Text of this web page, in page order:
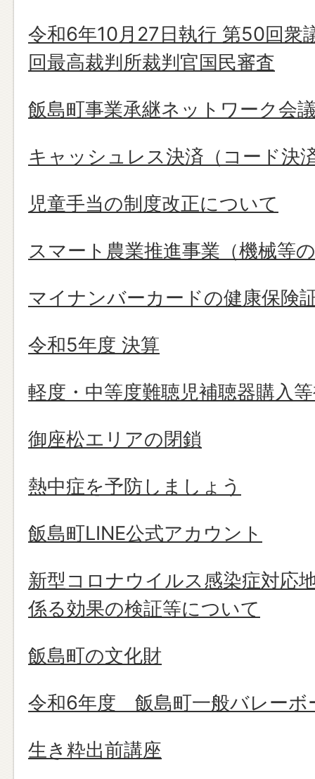
令和6年10月27日執行 第50回衆
回最高裁判所裁判官国民審査
飯島町事業承継ネットワーク会
キャッシュレス決済（コード決
児童手当の制度改正について
スマート農業推進事業（機械等
マイナンバーカードの健康保険
令和5年度 決算
軽度・中等度難聴児補聴器購入
御座松エリアの閉鎖
熱中症を予防しましょう
飯島町LINE公式アカウント
新型コロナウイルス感染症対応
係る効果の検証等について
飯島町の文化財
令和6年度 飯島町一般バレーボ
生き粋出前講座